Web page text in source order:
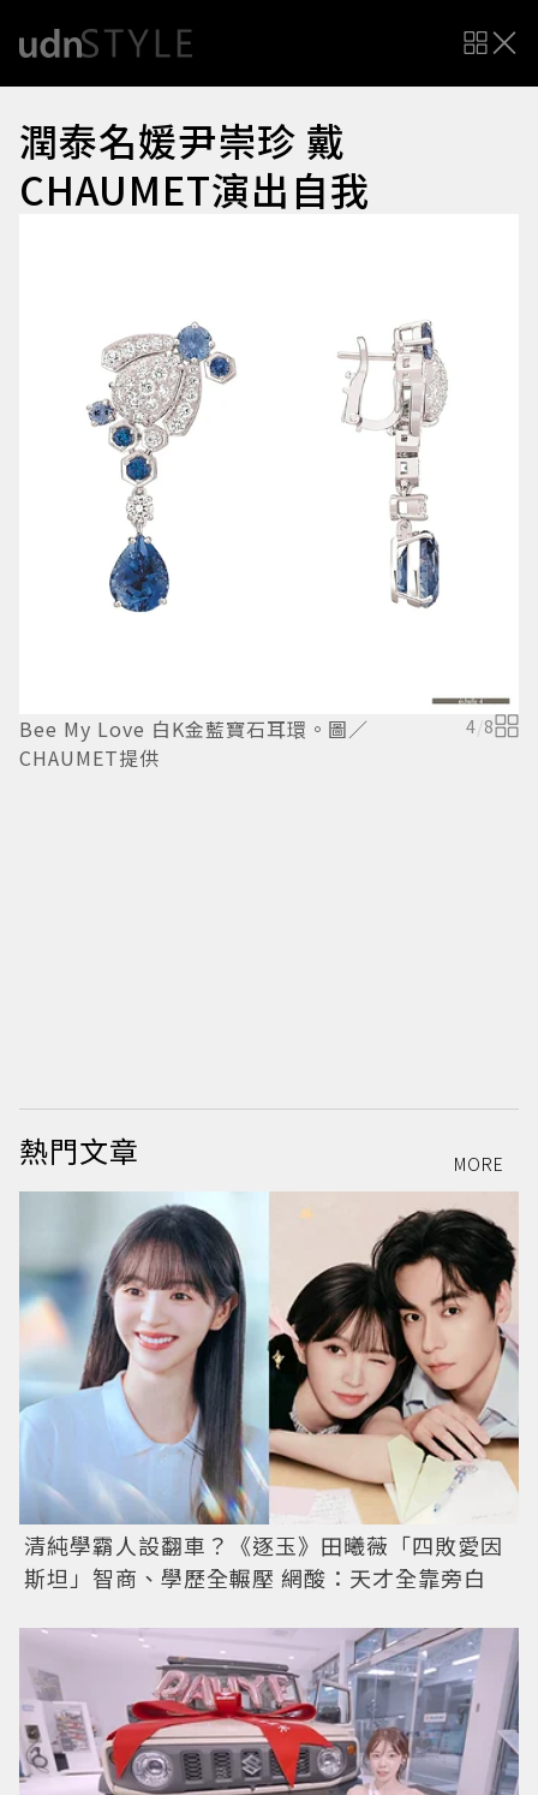
潤泰名媛尹崇珍 戴
CHAUMET演出自我
Bee My Love 白K金藍寶石耳環。圖／
CHAUMET提供
4/8
熱門文章 MORE
清純學霸人設翻車？《逐玉》田曦薇「四敗愛因
斯坦」智商、學歷全輾壓 網酸：天才全靠旁白